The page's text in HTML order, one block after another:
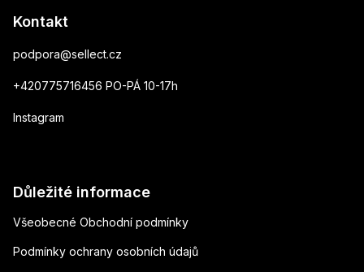
Kontakt
podpora@sellect.cz
+420775716456 PO-PÁ 10-17h
Instagram
Důležité informace
Všeobecné Obchodní podmínky
Podmínky ochrany osobních údajů